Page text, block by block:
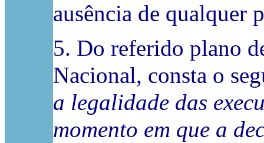
ausência de qualquer
5. Do referido plano
Nacional, consta o
a legalidade das
momento em que a